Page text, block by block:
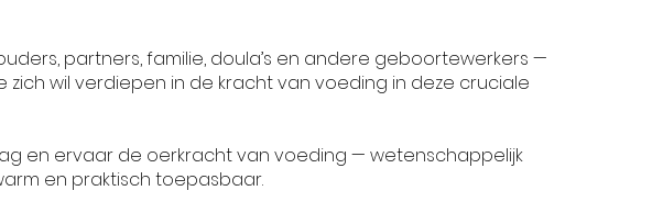
partners, familie, doula’s en andere geboortewerkers —
zich wil verdiepen in de kracht van voeding in deze cruciale
en ervaar de oerkracht van voeding — wetenschappelijk